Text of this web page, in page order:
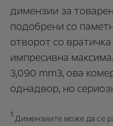
димензии за
подобрени со
отворот со
импресивна
3,090 mm3, ова
однадвор, но
1 Димензиите може да се